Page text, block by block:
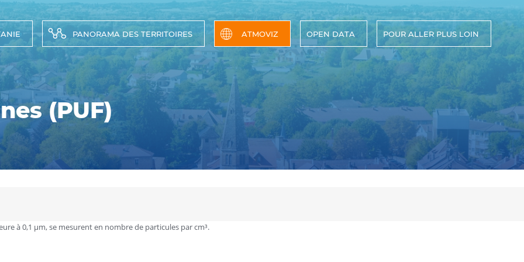
PANORAMA DES TERRITOIRES ATMOVIZ OPEN DATA POUR ALLER PLUS LOIN
(PUF)
à 0,1 µm, se mesurent en nombre de particules par cm³.